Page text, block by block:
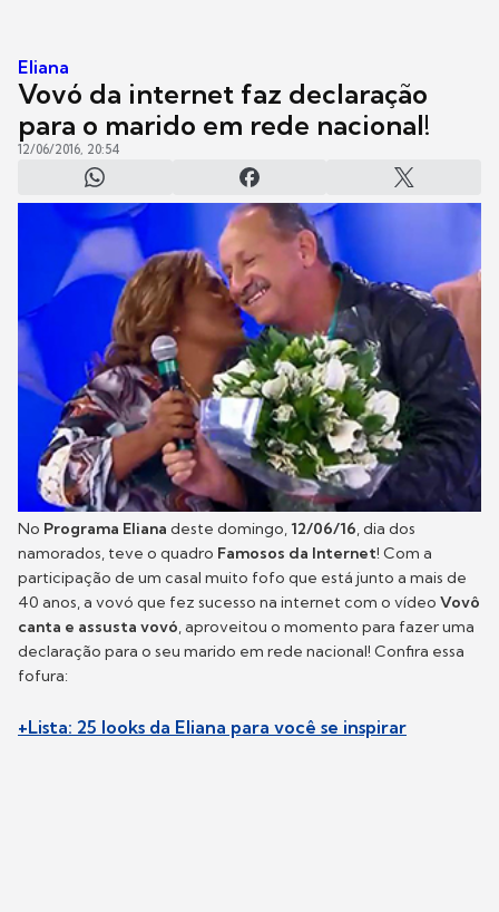
Eliana
Vovó da internet faz declaração
para o marido em rede nacional!
12/06/2016, 20:54
No Programa Eliana deste domingo,12/06/16, dia dos
namorados, teve o quadro Famosos da Internet! Com a
participação de um casal muito fofo que está junto a mais de
40 anos, a vovó que fez sucesso na internet com o vídeo Vovô
canta e assusta vovó, aproveitou o momento para fazer uma
declaração para o seu marido em rede nacional! Confira essa
fofura:
+Lista: 25 looks da Eliana para você se inspirar